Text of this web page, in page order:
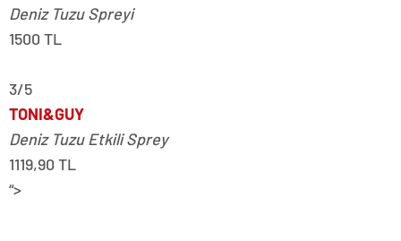
Deniz Tuzu Spreyi
1500 TL
3/5
TONI&GUY
Deniz Tuzu Etkili Sprey
1119,90 TL
“>